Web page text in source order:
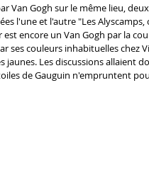
Van Gogh sur le même lieu,
l'une et l'autre "Les
est encore un Van Gogh par la
ses couleurs inhabituelles chez
jaunes. Les discussions allaient
de Gauguin n'empruntent